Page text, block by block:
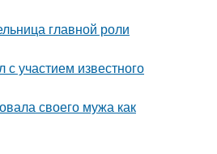
главной роли
участием известного
своего мужа как